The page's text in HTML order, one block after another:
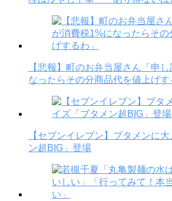
【悲報】町のお弁当屋さん「申
なったらその分商品代を値上げす
【セブンイレブン】ブタメンに
ン超BIG」登場